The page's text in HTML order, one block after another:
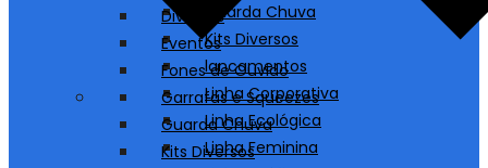
Guarda Chuva
Kits Diversos
lancamentos
Linha Corporativa
Linha Ecológica
Linha Feminina
Diversos
Eventos
Fones de Ouvido
Garrafas e Squeezes
Guarda Chuva
Kits Diversos